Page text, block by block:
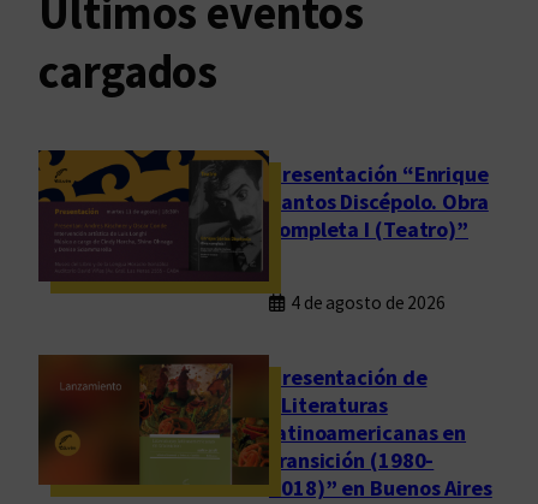
Últimos eventos
cargados
Presentación “Enrique
Santos Discépolo. Obra
completa I (Teatro)”
4 de agosto de 2026
Presentación de
“Literaturas
latinoamericanas en
transición (1980-
2018)” en Buenos Aires